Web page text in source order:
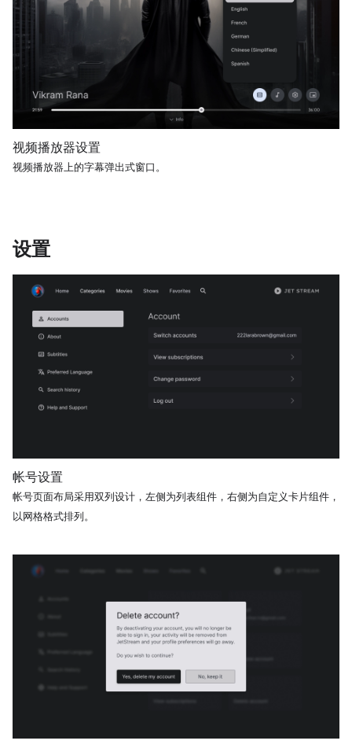
视频播放器设置
视频播放器上的字幕弹出式窗口。
设置
帐号设置
帐号页面布局采用双列设计，左侧为列表组件，右侧为自定义卡片组件，
以网格格式排列。